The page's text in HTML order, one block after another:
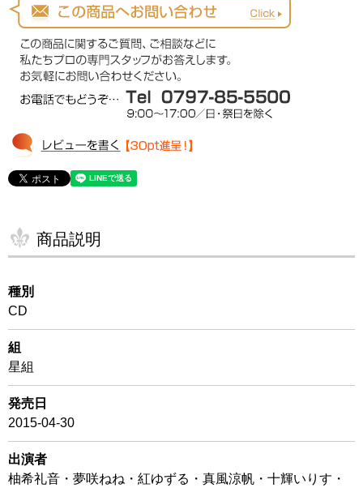
商品説明
種別
CD
組
星組
発売日
2015-04-30
出演者
柚希礼音・夢咲ねね・紅ゆずる・真風涼帆・十輝いりす・